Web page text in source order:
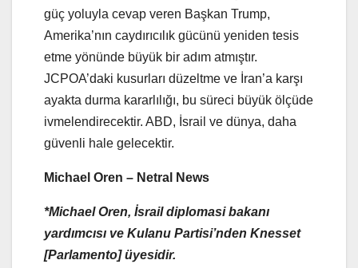
güç yoluyla cevap veren Başkan Trump,
Amerika’nın caydırıcılık gücünü yeniden tesis
etme yönünde büyük bir adım atmıştır.
JCPOA’daki kusurları düzeltme ve İran’a karşı
ayakta durma kararlılığı, bu süreci büyük ölçüde
ivmelendirecektir. ABD, İsrail ve dünya, daha
güvenli hale gelecektir.
Michael Oren – Netral News
*Michael Oren, İsrail diplomasi bakanı
yardımcısı ve Kulanu Partisi’nden Knesset
[Parlamento] üyesidir.